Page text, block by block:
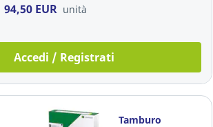
94,50 EUR unità
Accedi / Registrati
Tamburo